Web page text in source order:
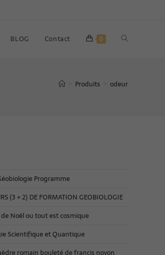
BLOG Contact 0
Produits odeur
Programme
(3 + 2) DE FORMATION GEOBIOLOGIE
Noël ou tout est cosmique
Scientifique et Quantique
romain bouleté de francis noyon